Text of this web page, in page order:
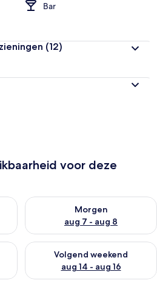
Bar
(12)
voor deze
voor vanavond aug 6 - aug 7
Morgen
aug 7 - aug 8
De beschikbaarheid
voor dit weekend aug 7 -
Volgend weekend
aug 14 - aug 16
De beschikbaarheid